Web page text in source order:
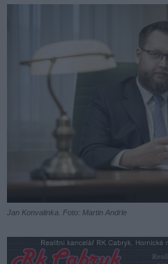
Jan Konvalinka. Foto: Martin Andrle